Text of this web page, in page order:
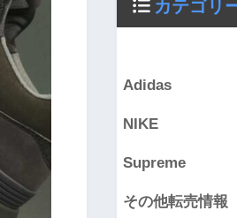
カテゴリ
Adidas
NIKE
Supreme
その他転売情報